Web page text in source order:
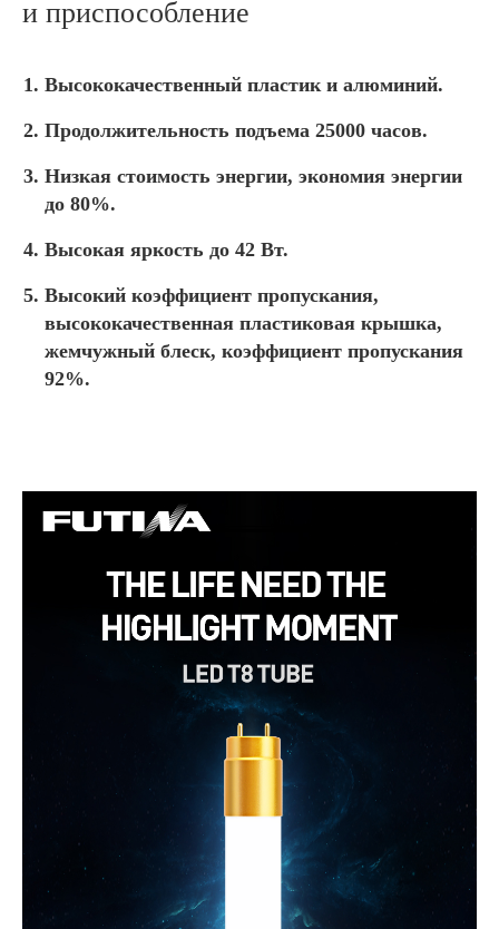
и приспособление
Высококачественный пластик и алюминий.
Продолжительность подъема 25000 часов.
Низкая стоимость энергии, экономия энергии
до 80%.
Высокая яркость до 42 Вт.
Высокий коэффициент пропускания,
высококачественная пластиковая крышка,
жемчужный блеск, коэффициент пропускания
92%.